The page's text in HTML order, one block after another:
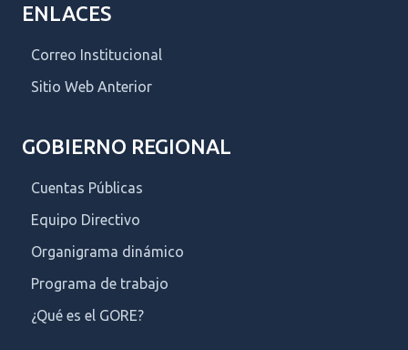
ENLACES
Correo Institucional
Sitio Web Anterior
GOBIERNO REGIONAL
Cuentas Públicas
Equipo Directivo
Organigrama dinámico
Programa de trabajo
¿Qué es el GORE?